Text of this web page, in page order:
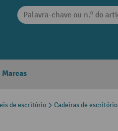
principal
Marcas
de escritório Cadeiras de escritório